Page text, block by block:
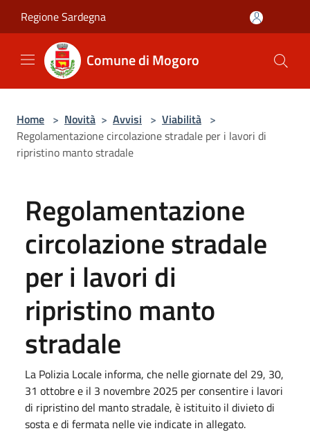
Regione Sardegna
Comune di Mogoro
Home > Novità > Avvisi > Viabilità >
Regolamentazione circolazione stradale per i lavori di
ripristino manto stradale
Regolamentazione
circolazione stradale
per i lavori di
ripristino manto
stradale
La Polizia Locale informa, che nelle giornate del 29, 30,
31 ottobre e il 3 novembre 2025 per consentire i lavori
di ripristino del manto stradale, è istituito il divieto di
sosta e di fermata nelle vie indicate in allegato.